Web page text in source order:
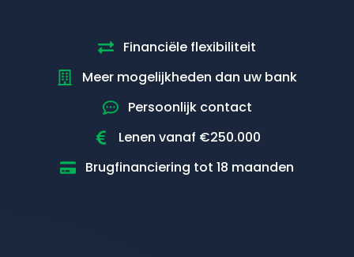
Financiële flexibiliteit
Meer mogelijkheden dan uw bank
Persoonlijk contact
Lenen vanaf €250.000
Brugfinanciering tot 18 maanden